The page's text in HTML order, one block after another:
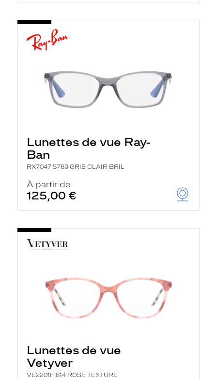
Lunettes de vue Ray-
Ban
RX7047 5769 GRIS CLAIR BRIL
À partir de
125,00 €
Lunettes de vue
Vetyver
VE2201F 814 ROSE TEXTURE